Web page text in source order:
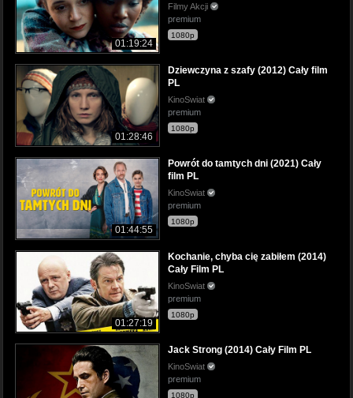
01:19:24
Filmy Akcji
premium
1080p
01:28:46
Dziewczyna z szafy (2012) Cały film
PL
KinoSwiat
premium
1080p
01:44:55
Powrót do tamtych dni (2021) Cały
film PL
KinoSwiat
premium
1080p
01:27:19
Kochanie, chyba cię zabiłem (2014)
Cały Film PL
KinoSwiat
premium
1080p
Jack Strong (2014) Cały Film PL
KinoSwiat
premium
1080p